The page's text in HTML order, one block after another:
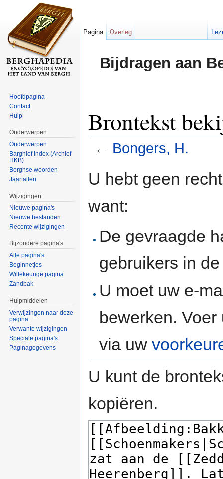
Bijdragen aan
Brontekst
← Bongers, H.
U hebt geen
want:
De gevraagde
gebruikers in
U moet uw e-
bewerken.
via uw
U kunt de
kopiëren.
Pagina Overleg
Hoofdpagina
Contact
Hulp
Onderwerpen
Onderwerpen
Barghief Index (Archief
HKB)
Berghse woorden
Jaartallen
Wijzigingen
Nieuwe pagina's
Nieuwe bestanden
Recente wijzigingen
Bijzondere pagina's
Alle pagina's
Beginnetjes
Willekeurige pagina
Zandbak
Hulpmiddelen
Verwijzingen naar deze
pagina
Verwante wijzigingen
Speciale pagina's
Paginagegevens